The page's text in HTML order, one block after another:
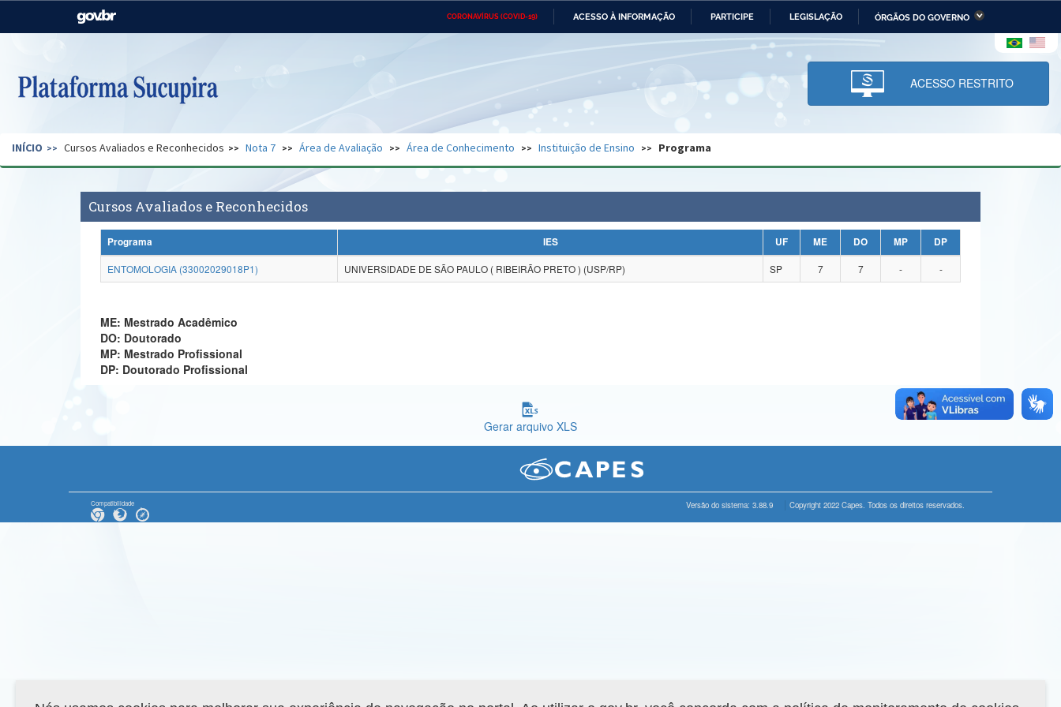
CORONAVÍRUS (COVID-19) ACESSO À INFORMAÇÃO PARTICIPE LEGISLAÇÃO ÓRGÃOS DO GOVERNO
Casa Civil Ministério das Relações Ministério da Economia Ministério da Infraestrutura
Pecuária e Abastecimento
Ministério da Ciência,
Tecnologia, Inovações e
Comunicações
Ministério do Desenvolvimento
Regional e dos Direitos Humanos
Secretaria de Governo Gabinete de Segurança Advocacia-Geral da União Banco Central do Brasil Planalto
ACESSO RESTRITO
INÍCIO Cursos Avaliados e Reconhecidos Nota 7 Área de Avaliação Área de Conhecimento Instituição de Ensino Programa
Cursos Avaliados e Reconhecidos
Programa IES UF ME DO MP
DP
ENTOMOLOGIA (33002029018P1)
UNIVERSIDADE DE SÃO PAULO ( RIBEIRÃO PRETO ) (USP/RP) SP 7 7 - -
ME: Mestrado Acadêmico
DO: Doutorado
MP: Mestrado Profissional
DP: Doutorado Profissional
Gerar arquivo XLS
Compatibilidade Versão do sistema: 3.88.9 Copyright 2022 Capes. Todos os direitos reservados.